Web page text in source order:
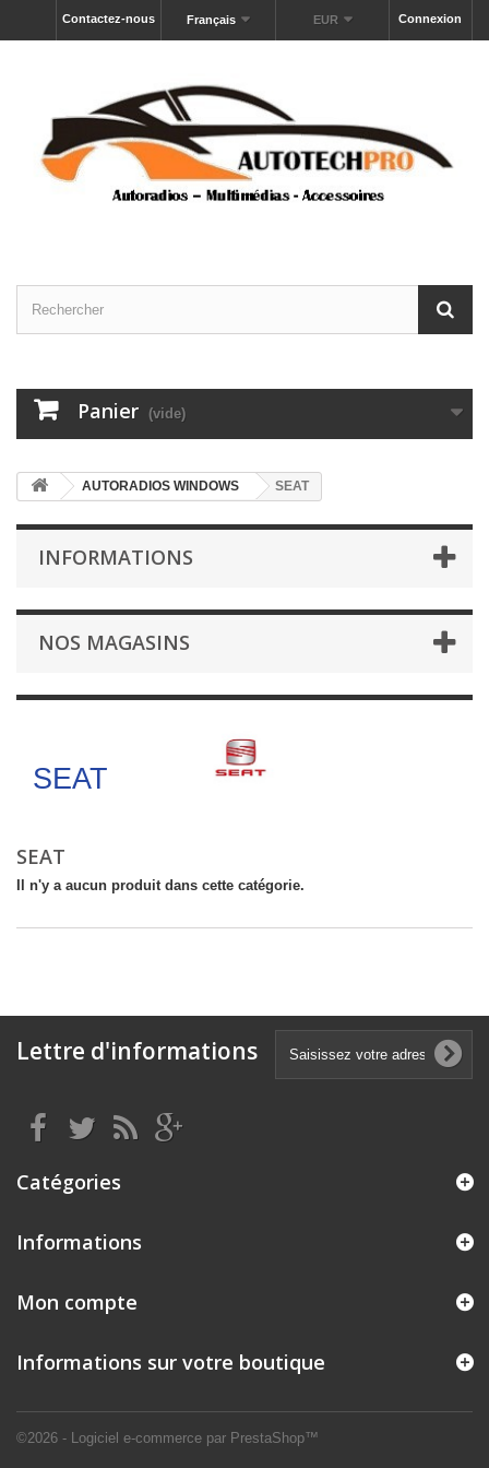
Connexion
EUR
Français
Contactez-nous
Panier (vide)
AUTORADIOS WINDOWS SEAT
INFORMATIONS
NOS MAGASINS
SEAT
SEAT
Il n'y a aucun produit dans cette catégorie.
Lettre d'informations
Catégories
Informations
©2026 - Logiciel e-commerce par PrestaShop™
Mon compte
Informations sur votre boutique